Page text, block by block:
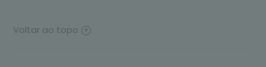
Voltar ao topo